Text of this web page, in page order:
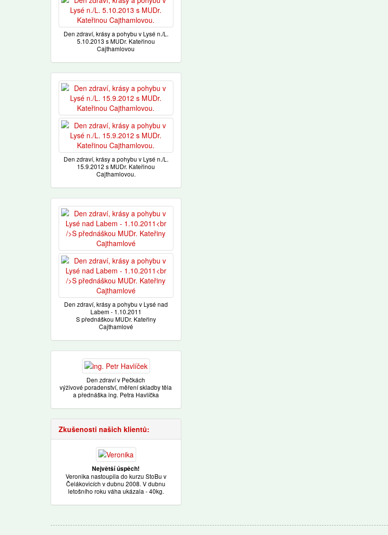
Den zdraví, krásy a pohybu v Lysé n./L.
5.10.2013 s MUDr. Kateřinou
Cajthamlovou
Den zdraví, krásy a pohybu v Lysé n./L.
15.9.2012 s MUDr. Kateřinou
Cajthamlovou.
Den zdraví, krásy a pohybu v Lysé nad
Labem - 1.10.2011
S přednáškou MUDr. Kateřiny
Cajthamlové
Den zdraví v Pečkách
výživové poradenství, měření skladby těla
a přednáška ing. Petra Havlíčka
Zkušenosti našich klientů:
Největší úspěch!
Veronika nastoupila do kurzu StoBu v
Čelákovicích v dubnu 2008. V dubnu
letošního roku váha ukázala - 40kg.